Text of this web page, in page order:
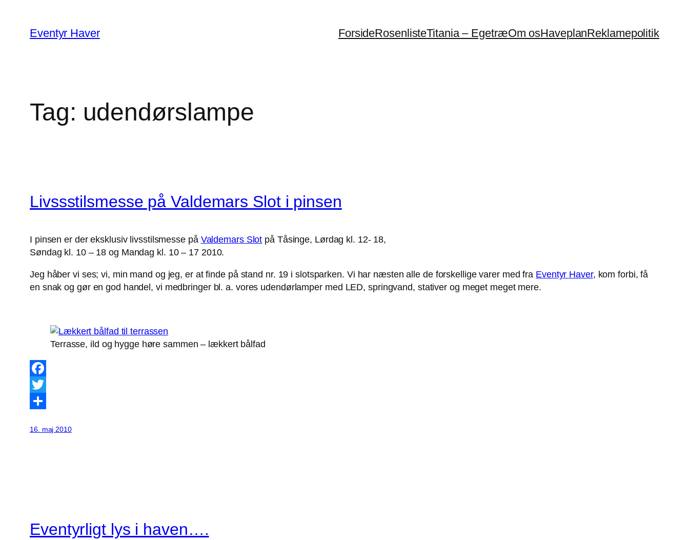
indhold
Eventyr Haver ForsideRosenlisteTitania – EgetræOm osHaveplanReklamepolitik
Tag: udendørslampe
Livssstilsmesse på Valdemars Slot i pinsen
I pinsen er der eksklusiv livsstilsmesse på Valdemars Slot på Tåsinge, Lørdag kl. 12- 18,
Søndag kl. 10 – 18 og Mandag kl. 10 – 17 2010.
Jeg håber vi ses; vi, min mand og jeg, er at finde på stand nr. 19 i slotsparken. Vi har næsten alle de forskellige varer med fra Eventyr Haver, kom forbi, få
en snak og gør en god handel, vi medbringer bl. a. vores udendørlamper med LED, springvand, stativer og meget meget mere.
Terrasse, ild og hygge høre sammen – lækkert bålfad
Facebook
Twitter
16. maj 2010
Eventyrligt lys i haven….